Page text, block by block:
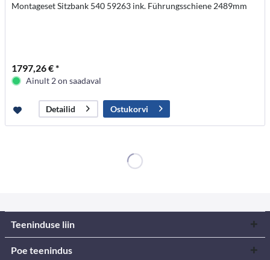
Montageset Sitzbank 540 59263 ink. Führungsschiene 2489mm
1797,26 € *
Ainult 2 on saadaval
Detailid Ostukorvi
Teeninduse liin
Poe teenindus